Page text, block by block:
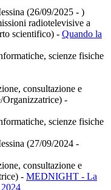
(26/09/2025 - )
radiotelevisive a
scientifico) - Quando la
scienze fisiche
consultazione e
Organizzatrice) -
scienze fisiche
(27/09/2024 -
consultazione e
- MEDNIGHT - La